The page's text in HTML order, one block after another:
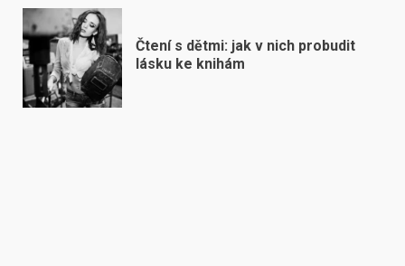
Čtení s dětmi: jak v nich probudit
lásku ke knihám